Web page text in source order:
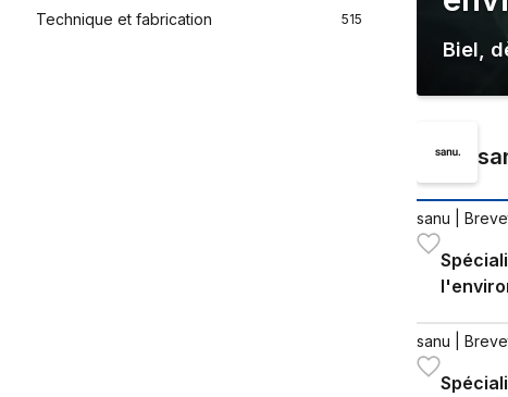
Technique et fabrication 515
Biel
sanu |
2026-
sanu |